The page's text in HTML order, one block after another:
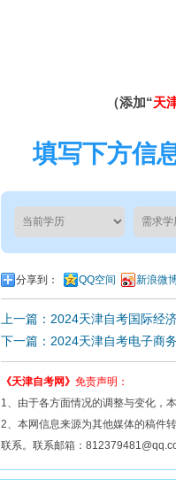
（添加“天
填写下方信
分享到： QQ空间 新浪微
上一篇：2024天津自考国际经
下一篇：2024天津自考电子商
《天津自考网》 免责声明：
1、由于各方面情况的调整与变化，
2、本网信息来源为其他媒体的稿件
联系。联系邮箱：